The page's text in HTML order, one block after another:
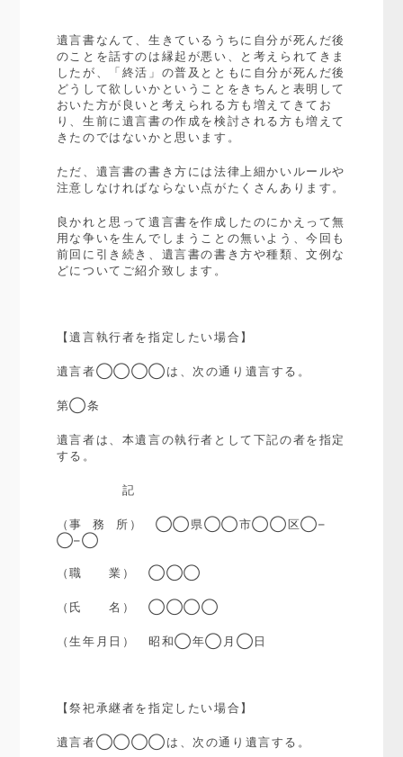
遺言書なんて、生きているうちに自分が死んだ後
のことを話すのは縁起が悪い、と考えられてきま
したが、「終活」の普及とともに自分が死んだ後
どうして欲しいかということをきちんと表明して
おいた方が良いと考えられる方も増えてきてお
り、生前に遺言書の作成を検討される方も増えて
きたのではないかと思います。
ただ、遺言書の書き方には法律上細かいルールや
注意しなければならない点がたくさんあります。
良かれと思って遺言書を作成したのにかえって無
用な争いを生んでしまうことの無いよう、今回も
前回に引き続き、遺言書の書き方や種類、文例な
どについてご紹介致します。
【遺言執行者を指定したい場合】
遺言者◯◯◯◯は、次の通り遺言する。
第◯条
遺言者は、本遺言の執行者として下記の者を指定
する。
記
（事務 所） ◯◯県◯◯市◯◯区◯–
◯–◯
（職 業） ◯◯◯
（氏 名） ◯◯◯◯
（生年月日） 昭和◯年◯月◯日
【祭祀承継者を指定したい場合】
遺言者◯◯◯◯は、次の通り遺言する。